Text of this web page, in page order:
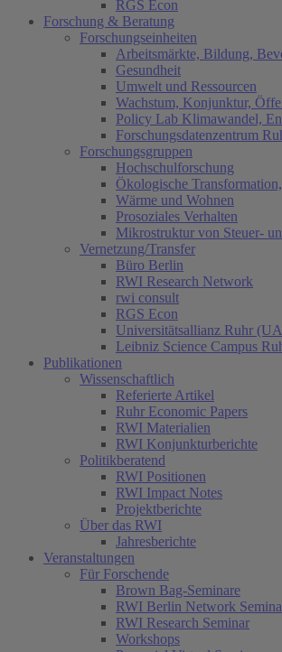
RGS Econ
Forschung & Beratung
Forschungseinheiten
Arbeitsmärkte, Bildung,
Gesundheit
Umwelt und Ressourcen
Wachstum, Konjunktur,
Policy Lab Klimawandel,
Forschungsdatenzentrum
Forschungsgruppen
Hochschulforschung
Ökologische
Wärme und Wohnen
Prosoziales Verhalten
Mikrostruktur von Steuer-
Vernetzung/Transfer
Büro Berlin
RWI Research Network
rwi consult
RGS Econ
Universitätsallianz Ruhr
Leibniz Science Campus
Publikationen
Wissenschaftlich
Referierte Artikel
Ruhr Economic Papers
RWI Materialien
RWI Konjunkturberichte
Politikberatend
RWI Positionen
RWI Impact Notes
Projektberichte
Über das RWI
Jahresberichte
Veranstaltungen
Für Forschende
Brown Bag-Seminare
RWI Berlin Network
RWI Research Seminar
Workshops